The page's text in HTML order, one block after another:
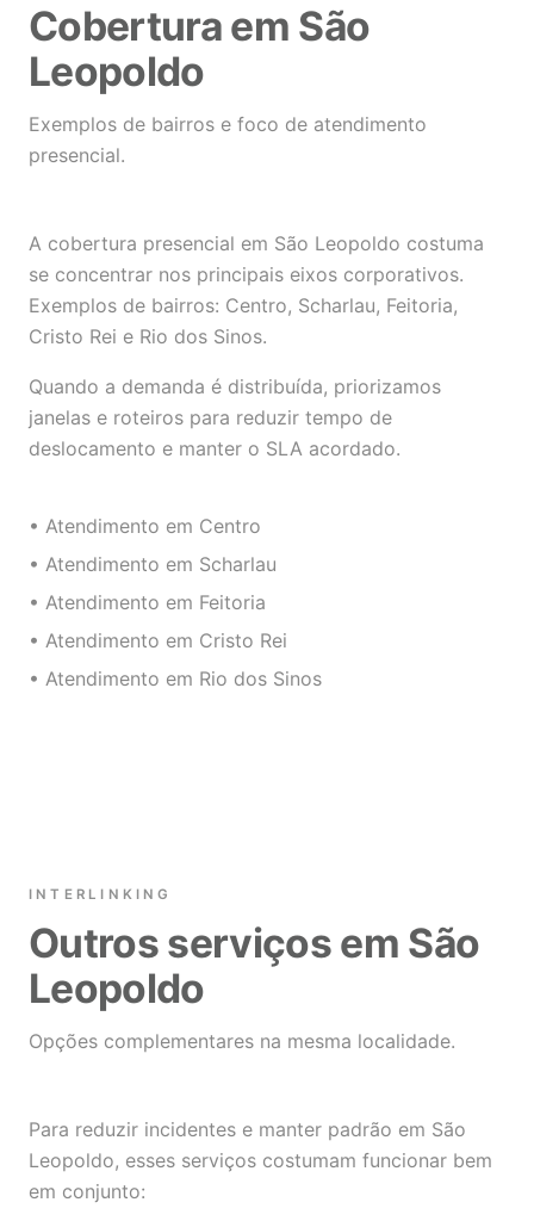
Cobertura em São
Leopoldo
Exemplos de bairros e foco de atendimento
presencial.
A cobertura presencial em São Leopoldo costuma
se concentrar nos principais eixos corporativos.
Exemplos de bairros: Centro, Scharlau, Feitoria,
Cristo Rei e Rio dos Sinos.
Quando a demanda é distribuída, priorizamos
janelas e roteiros para reduzir tempo de
deslocamento e manter o SLA acordado.
• Atendimento em Centro
• Atendimento em Scharlau
• Atendimento em Feitoria
• Atendimento em Cristo Rei
• Atendimento em Rio dos Sinos
INTERLINKING
Outros serviços em São
Leopoldo
Opções complementares na mesma localidade.
Para reduzir incidentes e manter padrão em São
Leopoldo, esses serviços costumam funcionar bem
em conjunto: